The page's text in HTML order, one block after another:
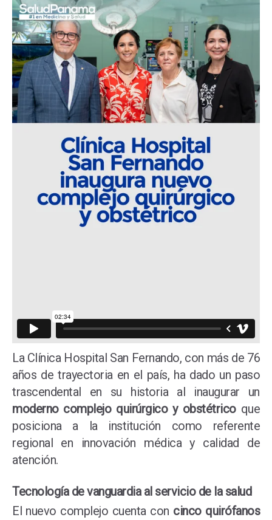
La Clínica Hospital San Fernando, con más de 76
años de trayectoria en el país, ha dado un paso
trascendental en su historia al inaugurar un
moderno complejo quirúrgico y obstétricoque
posiciona a la institución como referente
regional en innovación médica y calidad de
atención.
Tecnología de vanguardia al servicio de la salud
El nuevo complejo cuenta con cinco quirófanos